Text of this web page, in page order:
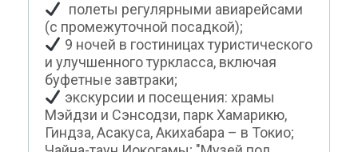
полеты регулярными авиарейсами
(с промежуточной посадкой);
9 ночей в гостиницах туристического
и улучшенного туркласса, включая
буфетные завтраки;
экскурсии и посещения: храмы
Мэйдзи и Сэнсодзи, парк Хамарикю,
Гиндза, Асакуса, Акихабара – в Токио;